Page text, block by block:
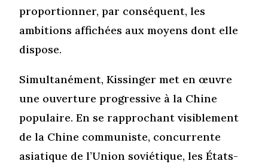
proportionner, par conséquent, les
ambitions affichées aux moyens dont elle
dispose.
Simultanément, Kissinger met en œuvre
une ouverture progressive à la Chine
populaire. En se rapprochant visiblement
de la Chine communiste, concurrente
asiatique de l’Union soviétique, les États-